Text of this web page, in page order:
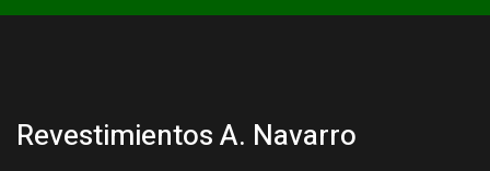
Revestimientos A. Navarro